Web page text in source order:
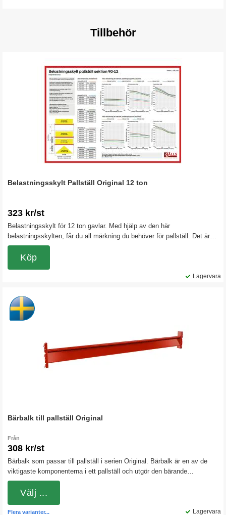
Tillbehör
Belastningsskylt Pallställ Original 12 ton
323 kr/st
Belastningsskylt för 12 ton gavlar. Med hjälp av den här
belastningsskylten, får du all märkning du behöver för pallställ. Det är
viktigt att ett lagerställ är märkt med maxlaster på väl synlig plats.
Lagervara
Köp
Bärbalk till pallställ Original
Från
308 kr/st
Bärbalk som passar till pallställ i serien Original. Bärbalk är en av de
viktigaste komponenterna i ett pallställ och utgör den bärande
konstruktionen för säker lagring av pallgods. Vår bärbalk till pallställ
uppfyller kraven enligt europeiska standard SS-EN 15512, SS-EN
15620, SS-EN 15629 och SS-EN 15635.
Lagervara
Flera varianter...
Välj ...